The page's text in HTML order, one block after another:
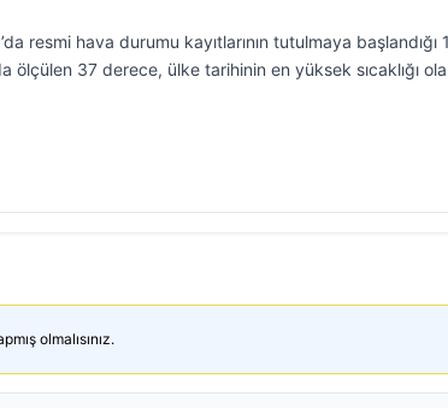
resmi hava durumu kayıtlarının tutulmaya
ölçülen 37 derece, ülke tarihinin en yüksek sıcaklığı
olmalısınız.